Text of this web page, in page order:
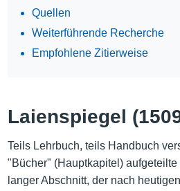
Quellen
Weiterführende Recherche
Empfohlene Zitierweise
Laienspiegel
Teils Lehrbuch, teils Handbuch
"Bücher" (Hauptkapitel)
langer Abschnitt, der nach